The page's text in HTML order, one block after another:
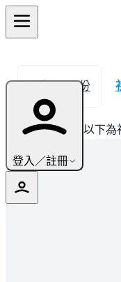
登入／註冊
← 返回頭份
此建案已完銷，以下